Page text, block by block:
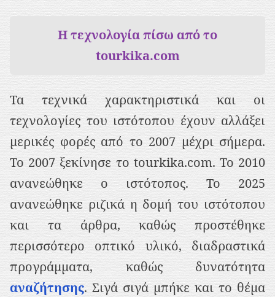
Η τεχνολογία πίσω από το
tourkika.com
Τα τεχνικά χαρακτηριστικά και οι
τεχνολογίες του ιστότοπου έχουν αλλάξει
μερικές φορές από το 2007 μέχρι σήμερα.
Το 2007 ξεκίνησε το tourkika.com. Το 2010
ανανεώθηκε ο ιστότοπος. Το 2025
ανανεώθηκε ριζικά η δομή του ιστότοπου
και τα άρθρα, καθώς προστέθηκε
περισσότερο οπτικό υλικό, διαδραστικά
προγράμματα, καθώς δυνατότητα
αναζήτησης. Σιγά σιγά μπήκε και το θέμα